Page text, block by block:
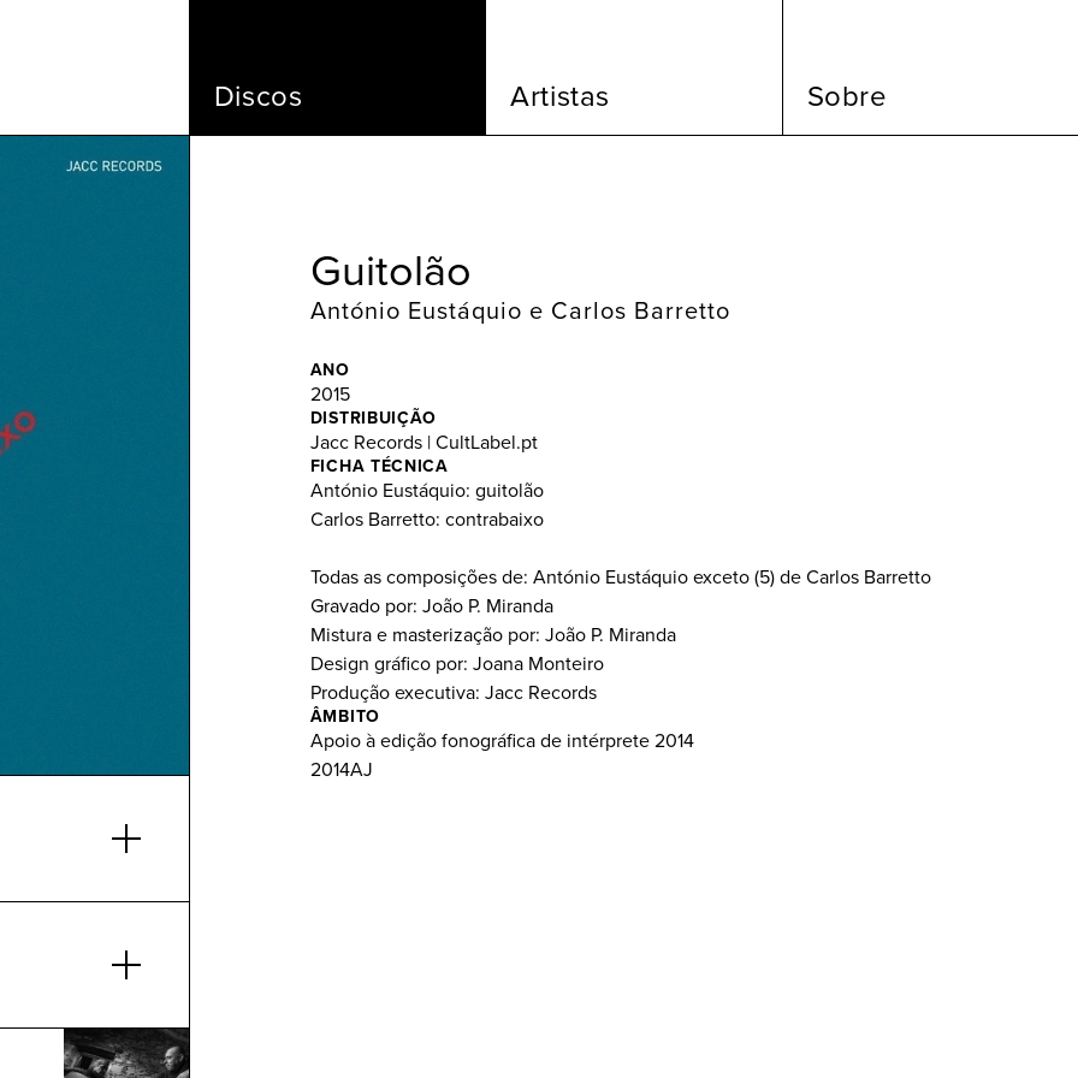
Discos Artistas Sobre
Guitolão
António Eustáquio e Carlos Barretto
ANO
2015
DISTRIBUIÇÃO
Jacc Records | CultLabel.pt
FICHA TÉCNICA
António Eustáquio: guitolão
Carlos Barretto: contrabaixo
Todas as composições de: António Eustáquio exceto (5) de Carlos Barretto
Gravado por: João P. Miranda
Mistura e masterização por: João P. Miranda
Design gráfico por: Joana Monteiro
Produção executiva: Jacc Records
ÂMBITO
Apoio à edição fonográfica de intérprete 2014
2014AJ